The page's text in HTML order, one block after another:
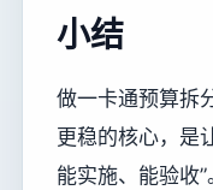
小结
做一卡通预算拆
更稳的核心，是
能实施、能验收